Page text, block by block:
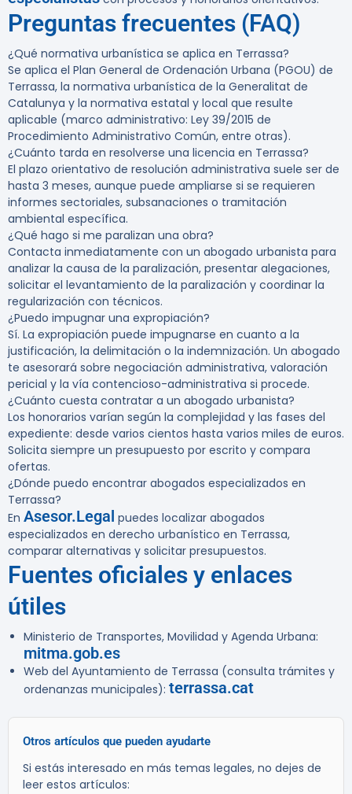
Preguntas frecuentes (FAQ)
¿Qué normativa urbanística se aplica en Terrassa?
Se aplica el Plan General de Ordenación Urbana (PGOU) de
Terrassa, la normativa urbanística de la Generalitat de
Catalunya y la normativa estatal y local que resulte
aplicable (marco administrativo: Ley 39/2015 de
Procedimiento Administrativo Común, entre otras).
¿Cuánto tarda en resolverse una licencia en Terrassa?
El plazo orientativo de resolución administrativa suele ser de
hasta 3 meses, aunque puede ampliarse si se requieren
informes sectoriales, subsanaciones o tramitación
ambiental específica.
¿Qué hago si me paralizan una obra?
Contacta inmediatamente con un abogado urbanista para
analizar la causa de la paralización, presentar alegaciones,
solicitar el levantamiento de la paralización y coordinar la
regularización con técnicos.
¿Puedo impugnar una expropiación?
Sí. La expropiación puede impugnarse en cuanto a la
justificación, la delimitación o la indemnización. Un abogado
te asesorará sobre negociación administrativa, valoración
pericial y la vía contencioso-administrativa si procede.
¿Cuánto cuesta contratar a un abogado urbanista?
Los honorarios varían según la complejidad y las fases del
expediente: desde varios cientos hasta varios miles de euros.
Solicita siempre un presupuesto por escrito y compara
ofertas.
¿Dónde puedo encontrar abogados especializados en
Terrassa?
En Asesor.Legal puedes localizar abogados
especializados en derecho urbanístico en Terrassa,
comparar alternativas y solicitar presupuestos.
Fuentes oficiales y enlaces
útiles
Ministerio de Transportes, Movilidad y Agenda Urbana:
mitma.gob.es
Web del Ayuntamiento de Terrassa (consulta trámites y
ordenanzas municipales): terrassa.cat
Otros artículos que pueden ayudarte
Si estás interesado en más temas legales, no dejes de
leer estos artículos: